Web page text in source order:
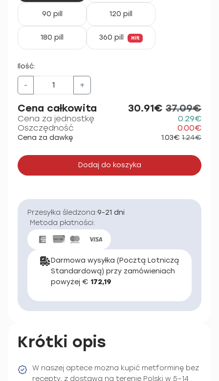
90 pill 120 pill
180 pill 360 pill Hit
Ilość:
- +
Cena całkowita 30.91€ 37.09€
Cena za jednostkę
0.29€
Oszczędność
0.00€
Cena za dawkę 1.03€ 1.24€
Dodaj do koszyka
Przesyłka śledzona:9-21 dni
Metoda płatności:
Darmowa wysyłka (Pocztą Lotniczą
Standardową) przy zamówieniach
powyżej € 172,19
Krótki opis
W naszej aptece można kupić metforminę bez
recepty, z dostawą na terenie Polski w 5–14